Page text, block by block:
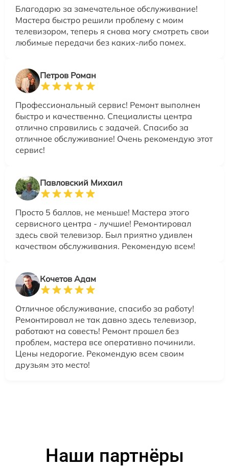
Благодарю за замечательное обслуживание!
Мастера быстро решили проблему с моим
телевизором, теперь я снова могу смотреть свои
любимые передачи без каких-либо помех.
Петров Роман
Профессиональный сервис! Ремонт выполнен
быстро и качественно. Специалисты центра
отлично справились с задачей. Спасибо за
отличное обслуживание! Очень рекомендую этот
сервис!
Павловский Михаил
Просто 5 баллов, не меньше! Мастера этого
сервисного центра - лучшие! Ремонтировал
здесь свой телевизор. Был приятно удивлен
качеством обслуживания. Рекомендую всем!
Кочетов Адам
Отличное обслуживание, спасибо за работу!
Ремонтировал не так давно здесь телевизор,
работают на совесть! Ремонт прошел без
проблем, мастера все оперативно починили.
Цены недорогие. Рекомендую всем своим
друзьям это место!
Наши партнёры